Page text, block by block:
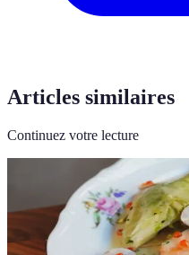
Articles similaires
Continuez votre lecture